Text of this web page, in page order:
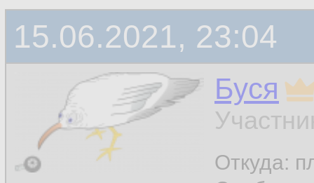
15.06.2021, 23:04
Буся
Откуда: